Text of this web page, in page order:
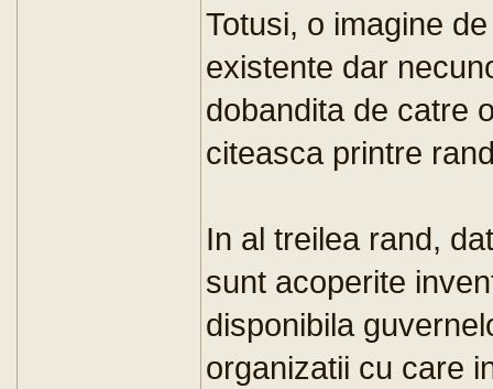
Totusi, o imagine
existente dar
dobandita de catre
citeasca printre
In al treilea rand,
sunt acoperite
disponibila
organizatii cu care